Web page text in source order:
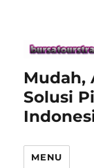
Mudah,
Solusi
MENU